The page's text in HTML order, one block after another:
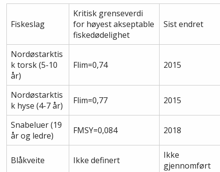
Fiskeslag
Kritisk grenseverdi
for høyest akseptable
fiskedødelighet
Sist endret
Nordøstarktis
k torsk (5-10
år)
Flim=0,74 2015
Nordøstarktis
k hyse (4-7 år)
Flim=0,77 2015
Snabeluer (19
år og ledre)
FMSY=0,084 2018
Blåkveite Ikke definert
Ikke
gjennomført